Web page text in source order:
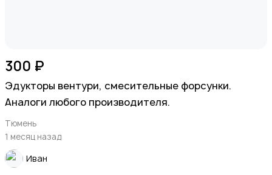
300 ₽
Эдукторы вентури, смесительные форсунки.
Аналоги любого производителя.
Тюмень
1 месяц назад
Иван